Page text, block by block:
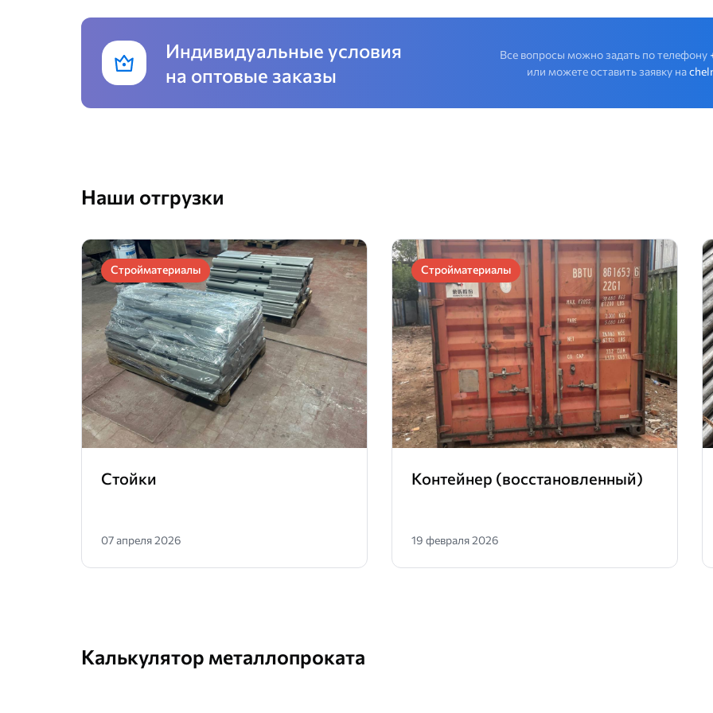
Индивидуальные условия
на оптовые заказы
Все вопросы можно задать по телефону
или можете оставить заявку на
Наши отгрузки
Стройматериалы
Стойки
07 апреля 2026
Стройматериалы
Контейнер (восстановленный)
19 февраля 2026
Калькулятор металлопроката